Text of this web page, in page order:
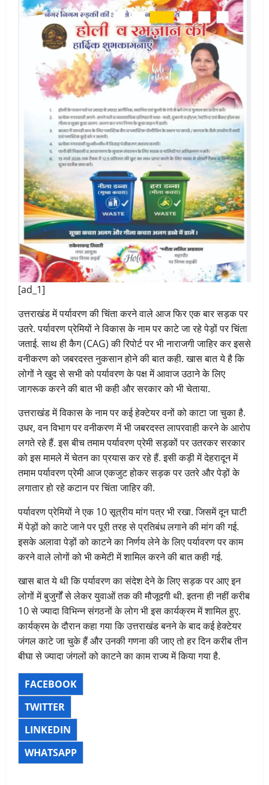
[ad_1]
उत्तराखंड में पर्यावरण की चिंता करने वाले आज फिर एक बार सड़क पर
उतरे. पर्यावरण प्रेमियों ने विकास के नाम पर काटे जा रहे पेड़ों पर चिंता
जताई. साथ ही कैग (CAG) की रिपोर्ट पर भी नाराजगी जाहिर कर इससे
वनीकरण को जबरदस्त नुकसान होने की बात कही. खास बात ये है कि
लोगों ने खुद से सभी को पर्यावरण के पक्ष में आवाज उठाने के लिए
जागरूक करने की बात भी कही और सरकार को भी चेताया.
उत्तराखंड में विकास के नाम पर कई हेक्टेयर वनों को काटा जा चुका है.
उधर, वन विभाग पर वनीकरण में भी जबरदस्त लापरवाही करने के आरोप
लगते रहे हैं. इस बीच तमाम पर्यावरण प्रेमी सड़कों पर उतरकर सरकार
को इस मामले में चेतन का प्रयास कर रहे हैं. इसी कड़ी में देहरादून में
तमाम पर्यावरण प्रेमी आज एकजुट होकर सड़क पर उतरे और पेड़ों के
लगातार हो रहे कटान पर चिंता जाहिर की.
पर्यावरण प्रेमियों ने एक 10 सूत्रीय मांग पत्र भी रखा. जिसमें दून घाटी
में पेड़ों को काटे जाने पर पूरी तरह से प्रतिबंध लगाने की मांग की गई.
इसके अलावा पेड़ों को काटने का निर्णय लेने के लिए पर्यावरण पर काम
करने वाले लोगों को भी कमेटी में शामिल करने की बात कही गई.
खास बात ये थी कि पर्यावरण का संदेश देने के लिए सड़क पर आए इन
लोगों में बुजुर्गों से लेकर युवाओं तक की मौजूदगी थी. इतना ही नहीं करीब
10 से ज्यादा विभिन्न संगठनों के लोग भी इस कार्यक्रम में शामिल हुए.
कार्यक्रम के दौरान कहा गया कि उत्तराखंड बनने के बाद कई हेक्टेयर
जंगल काटे जा चुके हैं और उनकी गणना की जाए तो हर दिन करीब तीन
बीघा से ज्यादा जंगलों को काटने का काम राज्य में किया गया है.
FACEBOOK
TWITTER
LINKEDIN
WHATSAPP